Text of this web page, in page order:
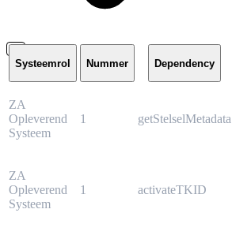
Systeemrol Nummer Dependency
ZA
Opleverend
Systeem
1 getStelselMetadata
ZA
Opleverend
Systeem
1 activateTKID